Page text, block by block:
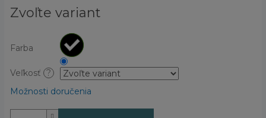
cena:
Zvoľte variant
Farba
Veľkosť ?
Možnosti doručenia